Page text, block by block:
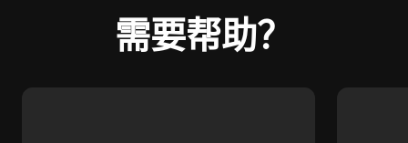
需要帮助？